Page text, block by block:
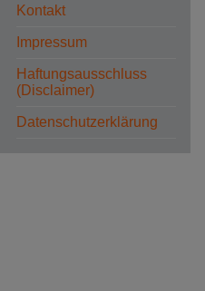
Kontakt
Impressum
Haftungsausschluss
(Disclaimer)
Datenschutzerklärung